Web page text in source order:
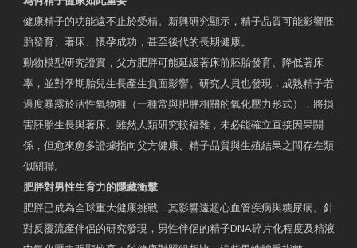
健康精子的功能遠不止於受精。新興研究顯示，精子品質可能影響胚
胎發育、著床、懷孕成功，甚至後代的長期健康。
動物模型研究證實，父方肥胖可能延緩著床前胚胎發育、降低著床
率，並對孕期胎兒生長產生負面影響。研究人員也發現，成熟精子若
過度暴露於活性氧物種（一種常與肥胖相關的氧化壓力形式），將損
害胚胎生長與著床。雖然人類研究較複雜，未必能確立直接因果關
係，但愈來愈多證據指向父方健康、精子品質與生殖結果之間存在類
似關聯。
肥胖對男性生育力的隱藏衝擊
肥胖已成為全球重大健康挑戰，其影響遠超心血管疾病與糖尿病。針
對反覆流產伴侶的研究發現，男性伴侶的精子DNA碎片化程度及精液